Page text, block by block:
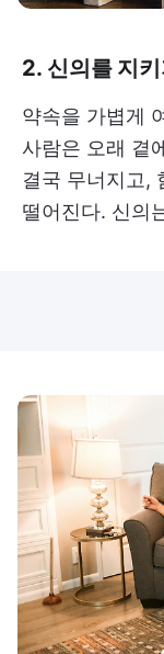
2. 신의를 지
약속을 가볍게
사람은 오래 곁
결국 무너지고,
떨어진다. 신의